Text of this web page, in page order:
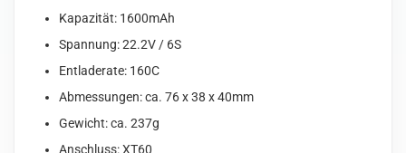
with
Menge
Kapazität: 1600mAh
Spannung: 22.2V / 6S
Entladerate: 160C
Abmessungen: ca. 76 x 38 x 40mm
Gewicht: ca. 237g
Anschluss: XT60